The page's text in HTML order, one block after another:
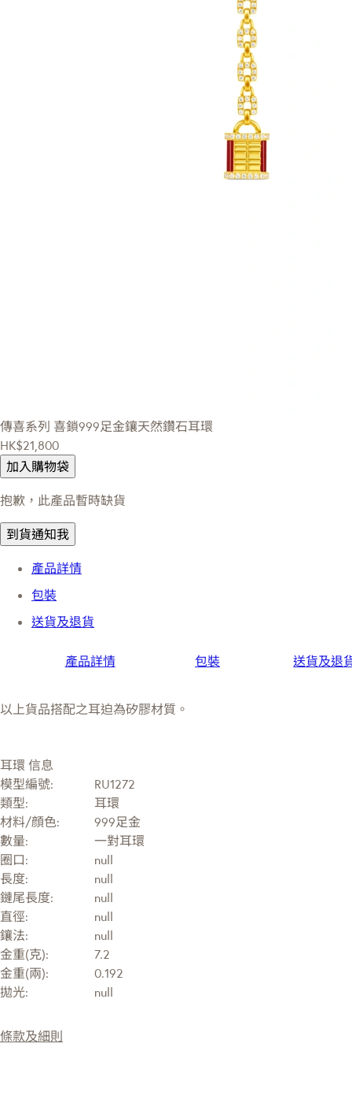
傳喜系列 喜鎖999足金鑲天然鑽石耳環
HK$21,800
加入購物袋
抱歉，此產品暫時缺貨
到貨通知我
產品詳情
包裝
送貨及退貨
產品詳情 包裝 送貨及退
以上貨品搭配之耳迫為矽膠材質。
耳環 信息
模型編號:
RU1272
類型:
耳環
材料/顔色:
999足金
數量:
一對耳環
圈口:
null
長度:
null
鏈尾長度:
null
直徑:
null
鑲法:
null
金重(克):
7.2
金重(兩):
0.192
拋光:
null
條款及細則